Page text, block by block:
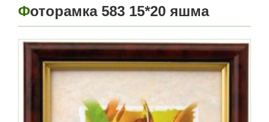
Фоторамка 583 15*20 яшма